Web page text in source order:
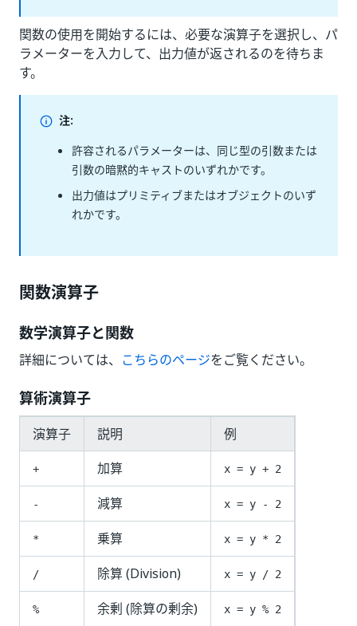
関数の使用を開始するには、必要な演算子を選択し、パ
ラメーターを入力して、出力値が返されるのを待ちま
す。
注:
許容されるパラメーターは、同じ型の引数または
引数の暗黙的キャストのいずれかです。
出力値はプリミティブまたはオブジェクトのいず
れかです。
関数演算子
数学演算子と関数
詳細については、 こちらのページをご覧ください。
算術演算子
演算子 説明 例
+ 加算 x = y + 2
- 減算 x = y - 2
* 乗算 x = y * 2
/ 除算 (Division) x = y / 2
% 余剰 (除算の剰余) x = y % 2